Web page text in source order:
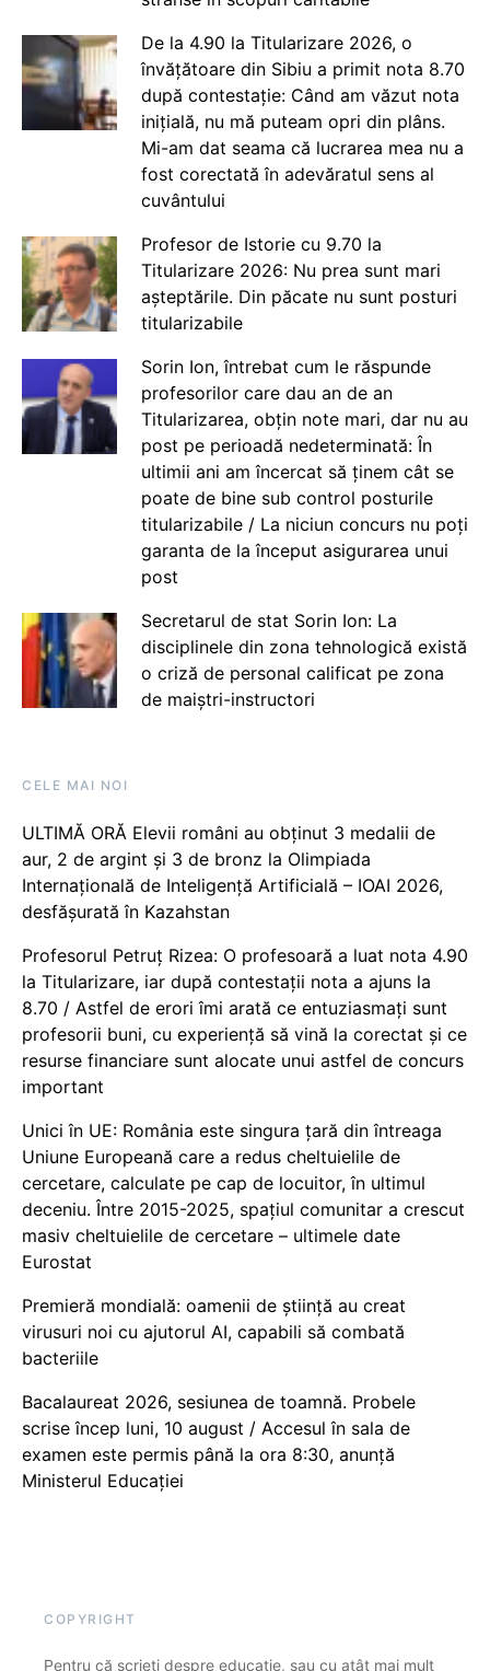
De la 4.90 la Titularizare 2026, o
învățătoare din Sibiu a primit nota 8.70
după contestație: Când am văzut nota
inițială, nu mă puteam opri din plâns.
Mi-am dat seama că lucrarea mea nu a
fost corectată în adevăratul sens al
cuvântului
Profesor de Istorie cu 9.70 la
Titularizare 2026: Nu prea sunt mari
așteptările. Din păcate nu sunt posturi
titularizabile
Sorin Ion, întrebat cum le răspunde
profesorilor care dau an de an
Titularizarea, obțin note mari, dar nu au
post pe perioadă nedeterminată: În
ultimii ani am încercat să ținem cât se
poate de bine sub control posturile
titularizabile / La niciun concurs nu poți
garanta de la început asigurarea unui
post
Secretarul de stat Sorin Ion: La
disciplinele din zona tehnologică există
o criză de personal calificat pe zona
de maiștri-instructori
CELE MAI NOI
ULTIMĂ ORĂ Elevii români au obținut 3 medalii de
aur, 2 de argint și 3 de bronz la Olimpiada
Internațională de Inteligență Artificială – IOAI 2026,
desfășurată în Kazahstan
Profesorul Petruț Rizea: O profesoară a luat nota 4.90
la Titularizare, iar după contestații nota a ajuns la
8.70 / Astfel de erori îmi arată ce entuziasmați sunt
profesorii buni, cu experiență să vină la corectat și ce
resurse financiare sunt alocate unui astfel de concurs
important
Unici în UE: România este singura țară din întreaga
Uniune Europeană care a redus cheltuielile de
cercetare, calculate pe cap de locuitor, în ultimul
deceniu. Între 2015-2025, spațiul comunitar a crescut
masiv cheltuielile de cercetare – ultimele date
Eurostat
Premieră mondială: oamenii de știință au creat
virusuri noi cu ajutorul AI, capabili să combată
bacteriile
Bacalaureat 2026, sesiunea de toamnă. Probele
scrise încep luni, 10 august / Accesul în sala de
examen este permis până la ora 8:30, anunță
Ministerul Educației
COPYRIGHT
Pentru că scrieți despre educație, sau cu atât mai mult